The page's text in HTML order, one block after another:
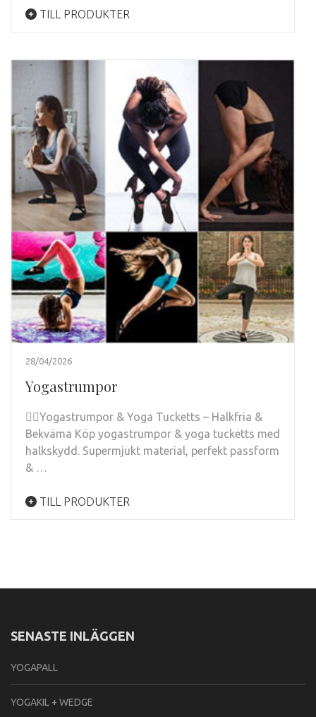
TILL PRODUKTER
28/04/2026
Yogastrumpor
🧘‍♀️Yogastrumpor & Yoga Tucketts – Halkfria &
Bekväma Köp yogastrumpor & yoga tucketts med
halkskydd. Supermjukt material, perfekt passform
& …
TILL PRODUKTER
SENASTE INLÄGGEN
YOGAPALL
YOGAKIL + WEDGE